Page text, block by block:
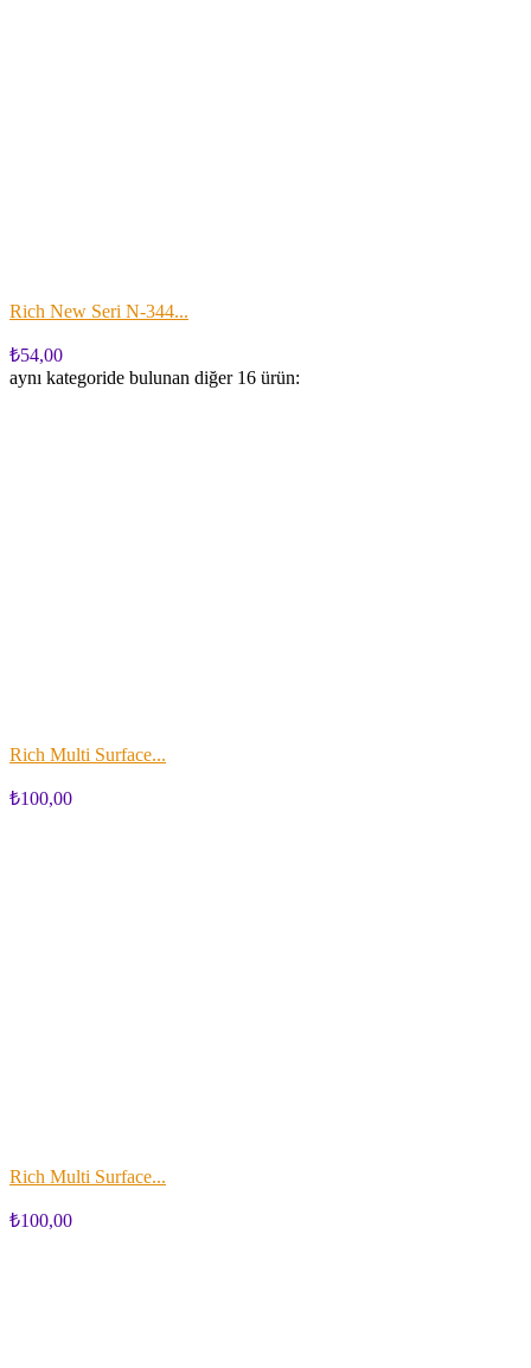
Rich New Seri N-344...
₺54,00
aynı kategoride bulunan diğer 16 ürün:
Rich Multi Surface...
₺100,00
Rich Multi Surface...
₺100,00